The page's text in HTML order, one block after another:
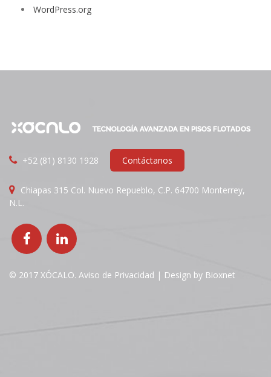
WordPress.org
+52 (81) 8130 1928 Contáctanos
Chiapas 315 Col. Nuevo Repueblo, C.P. 64700 Monterrey,
N.L.
© 2017 XÓCALO. Aviso de Privacidad | Design by Bioxnet